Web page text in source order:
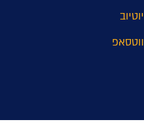
יוטיוב
ווטסאפ